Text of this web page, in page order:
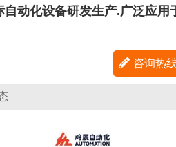
自动化设备研发生产.广泛应用
咨询热